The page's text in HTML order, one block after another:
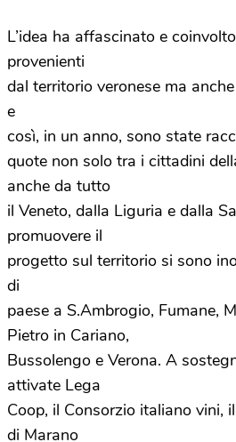
L’idea ha affascinato e
provenienti
dal territorio veronese ma
e
così, in un anno, sono state
quote non solo tra i cittadini
anche da tutto
il Veneto, dalla Liguria e dalla
promuovere il
progetto sul territorio si sono
di
paese a S.Ambrogio, Fumane,
Pietro in Cariano,
Bussolengo e Verona. A
attivate Lega
Coop, il Consorzio italiano vini,
di Marano